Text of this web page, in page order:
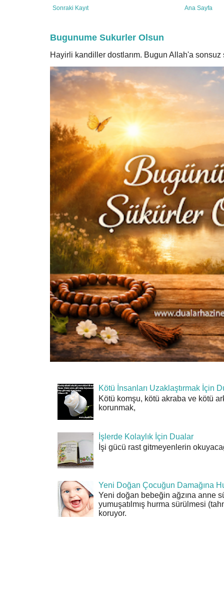
Sonraki Kayıt Ana Sayfa
Bugunume Sukurler Olsun
Hayirli kandiller dostlarım. Bugun Allah'a
Kötü İnsanları Uzaklaştırmak İçin
Kötü komşu, kötü akraba ve kötü
korunmak,
İşlerde Kolaylık İçin Dualar
İşi gücü rast gitmeyenlerin
Yeni Doğan Çocuğun Damağına
Yeni doğan bebeğin ağzına anne
yumuşatılmış hurma sürülmesi
koruyor.